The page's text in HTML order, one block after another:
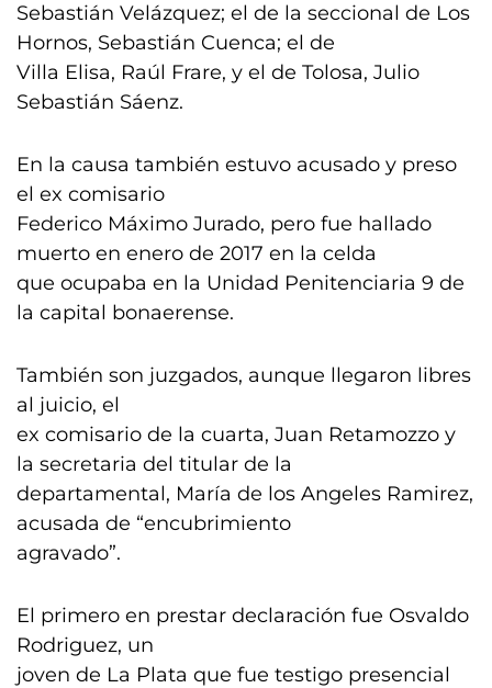
Sebastián Velázquez; el de la seccional de Los
Hornos, Sebastián Cuenca; el de
Villa Elisa, Raúl Frare, y el de Tolosa, Julio
Sebastián Sáenz.
En la causa también estuvo acusado y preso
el ex comisario
Federico Máximo Jurado, pero fue hallado
muerto en enero de 2017 en la celda
que ocupaba en la Unidad Penitenciaria 9 de
la capital bonaerense.
También son juzgados, aunque llegaron libres
al juicio, el
ex comisario de la cuarta, Juan Retamozzo y
la secretaria del titular de la
departamental, María de los Angeles Ramirez,
acusada de “encubrimiento
agravado”.
El primero en prestar declaración fue Osvaldo
Rodriguez, un
joven de La Plata que fue testigo presencial